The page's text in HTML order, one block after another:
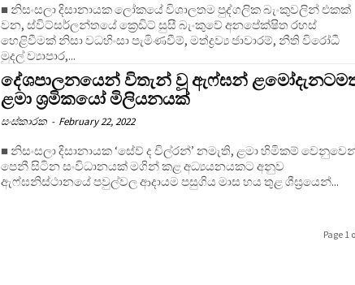
■ නිසංසලා දිසානායක ලෝකයේ විශාලතම පුද්ගලික බැංකුවලින් එකක්
වන, ස්විට්සර්ලන්තයේ ක්‍රෙඩිට් සුසී බැංකුවේ අනපේක්ෂිත රහස්
හෙළිවීමක් නිසා වධහිංසා පැමිණවීම්, මත්ද්‍රව්‍ය ජාවාරම්, නීති විරෝධී
මුදල් ව්‍යාපාර,...
දේශපාලනයෙන් විතැන් වූ ඇෆ්ඝන්
ළමා ශ්‍රමිකයෝ මිලියනයක්
සංස්කාරක - February 22, 2022
■ නිසංසලා දිසානායක ‘සේව් ද චිල්රන්’ නමැති, ළමා හිමිකම් වෙනුවෙන්
පෙනී සිටින සංවිධානයක් මගින් කළ අධ්‍යයනයකට අනුව
ඇෆ්ඝනිස්ථානයේ පවුල්වල ආදායම පසුගිය මාස හය තුළ ශීඝ්‍රයෙන්...
Page 1